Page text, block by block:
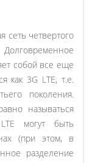
четвертого
собой все еще
как 3G LTE, т.е.
поколения.
называться
могут быть
(при этом, в
разделение